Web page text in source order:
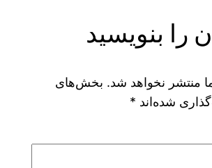
را بنویسید
منتشر نخواهد شد. بخش‌های
شده‌اند *